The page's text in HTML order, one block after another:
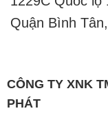
Quận Bình
CÔNG TY XNK
PHÁT